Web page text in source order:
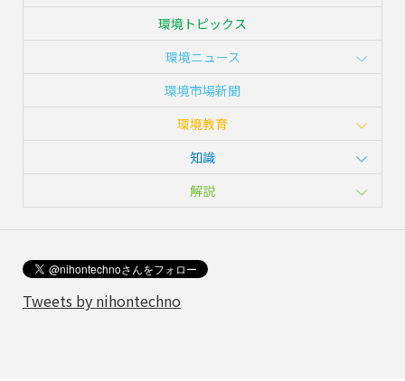
環境トピックス
環境ニュース
環境市場新聞
環境教育
知識
解説
Tweets by nihontechno